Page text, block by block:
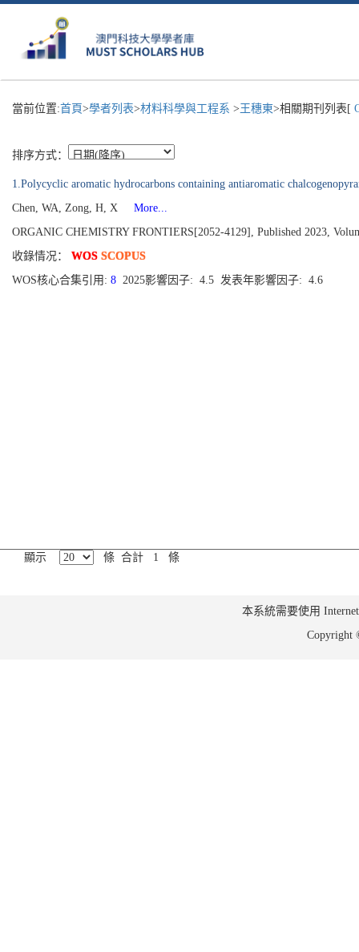
當前位置:首頁>學者列表>材料科學與工程系 > 王穗東>相關期刊列表[
排序方式：
1.Polycyclic aromatic hydrocarbons containing antiaromatic
Chen, WA, Zong, H, X
More...
ORGANIC CHEMISTRY FRONTIERS[2052-4129], Published 2023,
收錄情况： WOS SCOPUS
WOS核心合集引用: 8 2025影響因子: 4.5 发表年影響因子: 4.6
顯示 條 合計 1 條
本系統需要使用
Copyright